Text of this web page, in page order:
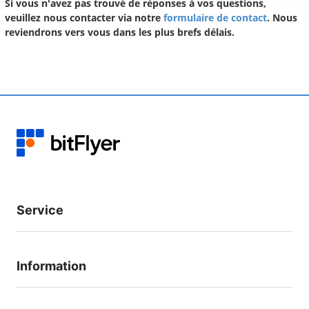
Si vous n'avez pas trouvé de réponses à vos questions,
veuillez nous contacter via notre formulaire de contact. Nous
reviendrons vers vous dans les plus brefs délais.
Service
Information